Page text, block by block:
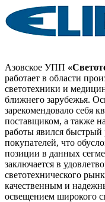
Азовское УПП
работает в области
светотехники и
ближнего зарубежья.
зарекомендовало себя
поставщиком, а также
работы явился быстрый
покупателей, что
позиции в данных
заключается в
светотехнического
качественным и
освещением широкого